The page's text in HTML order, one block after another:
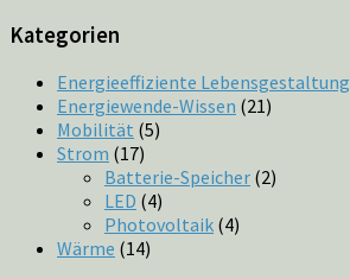
Kategorien
Energieeffiziente Lebensgestaltung
Energiewende-Wissen (21)
Mobilität (5)
Strom (17)
Batterie-Speicher (2)
LED (4)
Photovoltaik (4)
Wärme (14)